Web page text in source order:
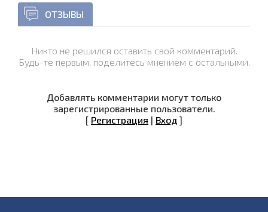
ОТЗЫВЫ
Никто не решился оставить свой комментарий.
Будь-те первым, поделитесь мнением с остальными.
Добавлять комментарии могут только
зарегистрированные пользователи.
[ Регистрация | Вход ]